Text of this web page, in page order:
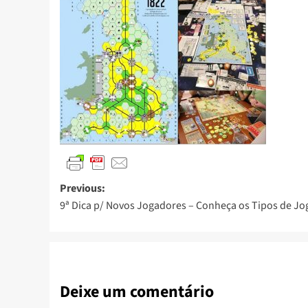
Previous:
9ª Dica p/ Novos Jogadores – Conheça os Tipos de
Deixe um comentário